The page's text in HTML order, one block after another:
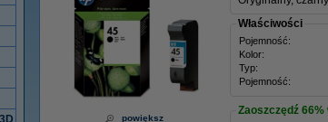
powiększ
Właściwości
Pojemność:
Kolor:
Typ:
Pojemność:
Zaoszczędź 66%